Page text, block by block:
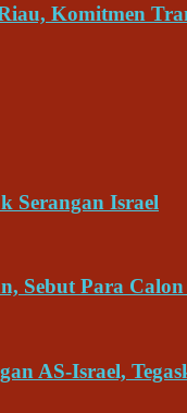
Komitmen
Serangan Israel
Sebut Para
AS-Israel,